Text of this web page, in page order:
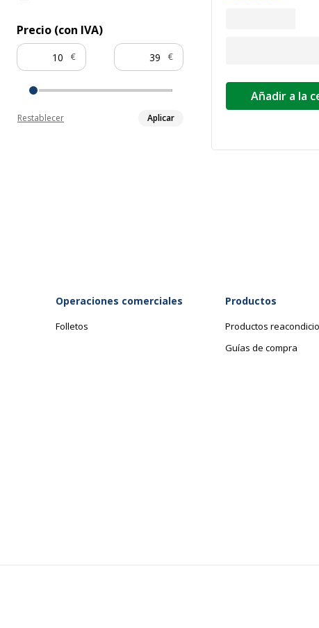
Precio (con IVA)
€ €
Restablecer Aplicar
Añadir a la
Operaciones comerciales
Folletos
Productos
Productos
Guías de compra